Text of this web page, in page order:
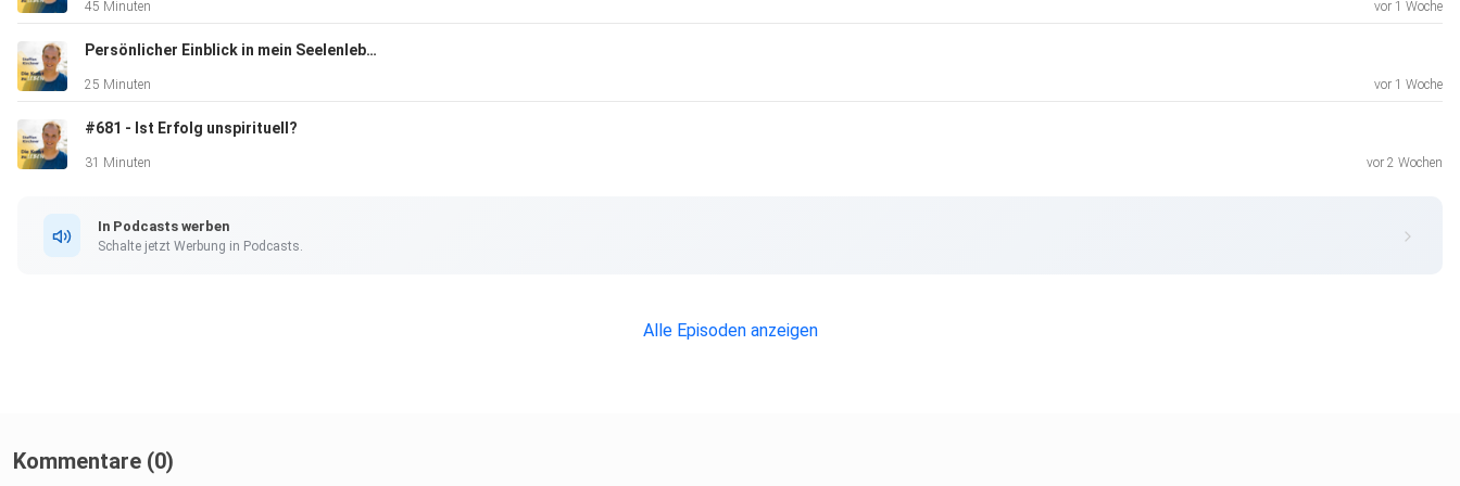
45 Minuten vor 1 Woche
Persönlicher Einblick in mein Seelenleben.
25 Minuten vor 1 Woche
#681 - Ist Erfolg unspirituell?
31 Minuten vor 2 Wochen
In Podcasts werben
Schalte jetzt Werbung in Podcasts.
Alle Episoden anzeigen
Kommentare (0)